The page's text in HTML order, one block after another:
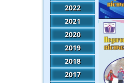
2022
2021
2020
2019
2018
2017